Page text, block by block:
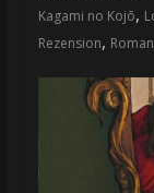
Kagami no Kojō,
Rezension, Roman